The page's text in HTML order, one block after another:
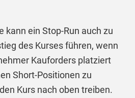
kann ein Stop-Run auch zu
des Kurses führen, wenn
Kauforders platziert
Short-Positionen zu
Kurs nach oben treiben.